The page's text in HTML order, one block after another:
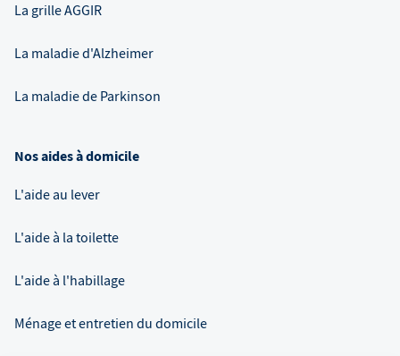
La grille AGGIR
La maladie d'Alzheimer
La maladie de Parkinson
Nos aides à domicile
L'aide au lever
L'aide à la toilette
L'aide à l'habillage
Ménage et entretien du domicile